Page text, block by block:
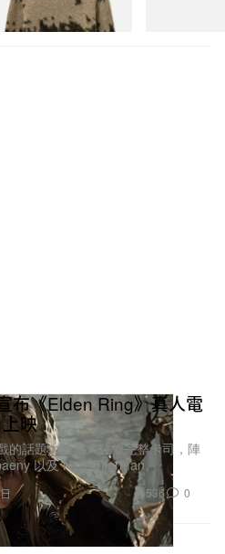
即購入
布《Elden Ring》真人電
映
的話題大片正式公佈完整卡司，陣
以及 Nick Offerman。
536 0